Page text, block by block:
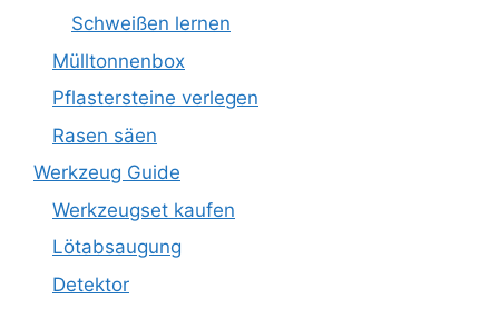
Schweißen lernen
Mülltonnenbox
Pflastersteine verlegen
Rasen säen
Werkzeug Guide
Werkzeugset kaufen
Lötabsaugung
Detektor